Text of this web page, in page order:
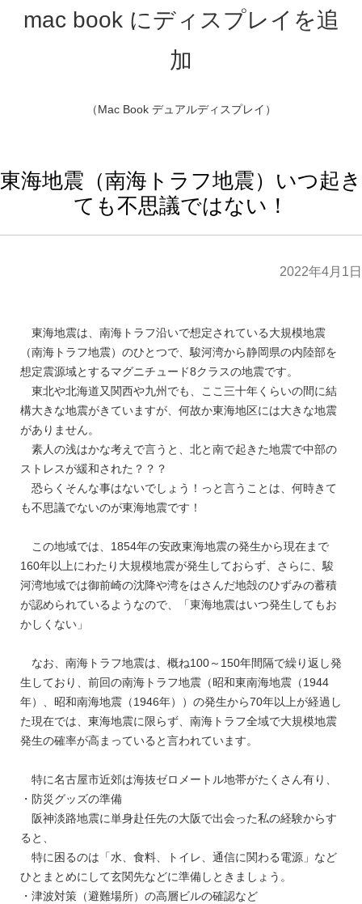
東海地震（南海トラフ地震）いつ起き
ても不思議ではない！
2022年4月1日
東海地震は、南海トラフ沿いで想定されている大規模地震
（南海トラフ地震）のひとつで、駿河湾から静岡県の内陸部を
想定震源域とするマグニチュード8クラスの地震です。
東北や北海道又関西や九州でも、ここ三十年くらいの間に結
構大きな地震がきていますが、何故か東海地区には大きな地震
がありません。
素人の浅はかな考えで言うと、北と南で起きた地震で中部の
ストレスが緩和された？？？
恐らくそんな事はないでしょう！っと言うことは、何時きて
も不思議でないのが東海地震です！
この地域では、1854年の安政東海地震の発生から現在まで
160年以上にわたり大規模地震が発生しておらず、さらに、駿
河湾地域では御前崎の沈降や湾をはさんだ地殻のひずみの蓄積
が認められているようなので、「東海地震はいつ発生してもお
かしくない」
なお、南海トラフ地震は、概ね100～150年間隔で繰り返し発
生しており、前回の南海トラフ地震（昭和東南海地震（1944
年）、昭和南海地震（1946年））の発生から70年以上が経過し
た現在では、東海地震に限らず、南海トラフ全域で大規模地震
発生の確率が高まっていると言われています。
特に名古屋市近郊は海抜ゼロメートル地帯がたくさん有り、
・防災グッズの準備
阪神淡路地震に単身赴任先の大阪で出会った私の経験からす
ると、
特に困るのは「水、食料、トイレ、通信に関わる電源」など
ひとまとめにして玄関先などに準備しときましょう。
・津波対策（避難場所）の高層ビルの確認など